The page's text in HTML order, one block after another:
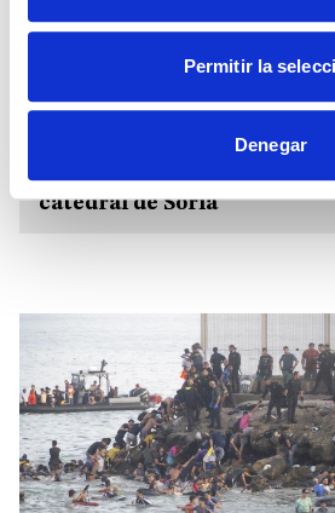
Permitir la
Denegar
(Sigue leyendo descargando el
catedral de Soria